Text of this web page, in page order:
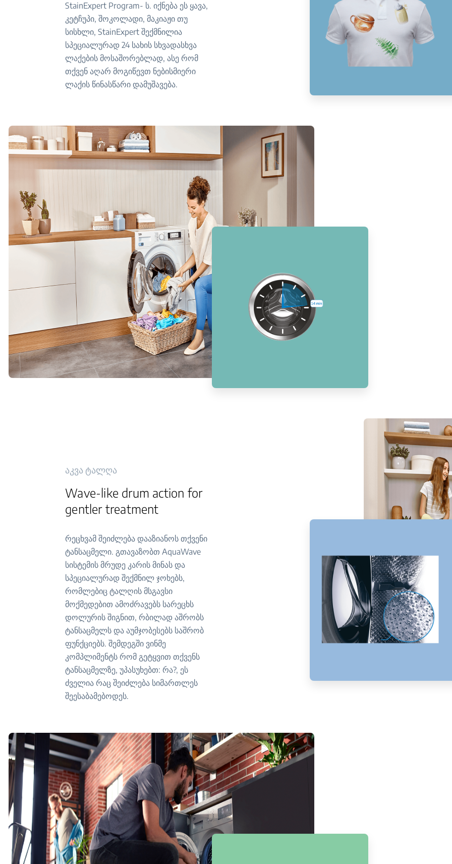
StainExpert Program- ს. იქნება ეს ყავა,
კეტჩუპი, შოკოლადი, მაკიაჟი თუ
სისხლი, StainExpert შექმნილია
სპეციალურად 24 სახის სხვადასხვა
ლაქების მოსაშორებლად, ასე რომ
თქვენ აღარ მოგიწევთ ნებისმიერი
ლაქის წინასწარი დამუშავება.
აკვა ტალღა
Wave-like drum action for
gentler treatment
რეცხვამ შეიძლება დააზიანოს თქვენი
ტანსაცმელი. გთავაზობთ AquaWave
სისტემის მრუდე კარის მინას და
სპეციალურად შექმნილ ჯოხებს,
რომლებიც ტალღის მსგავსი
მოქმედებით ამოძრავებს სარეცხს
დოლურის შიგნით, რბილად აშრობს
ტანსაცმელს და აუმჯობესებს საშრობ
ფუნქციებს. შემდეგში ვინმე
კომპლიმენტს რომ გეტყვით თქვენს
ტანსაცმელზე, უპასუხებთ: რა?, ეს
ძველია რაც შეიძლება სიმართლეს
შეესაბამებოდეს.